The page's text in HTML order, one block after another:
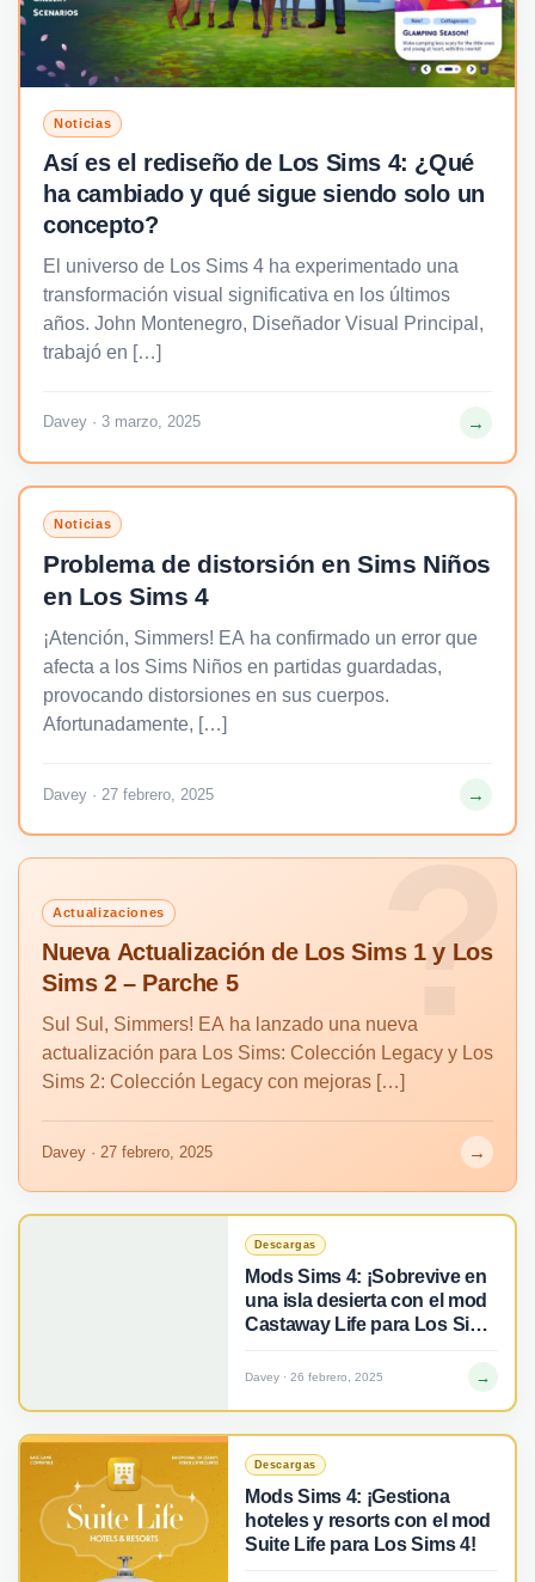
Noticias
Así es el rediseño de Los Sims 4: ¿Qué
ha cambiado y qué sigue siendo solo un
concepto?
El universo de Los Sims 4 ha experimentado una
transformación visual significativa en los últimos
años. John Montenegro, Diseñador Visual Principal,
trabajó en […]
Davey · 3 marzo, 2025 →
Noticias
Problema de distorsión en Sims Niños
en Los Sims 4
¡Atención, Simmers! EA ha confirmado un error que
afecta a los Sims Niños en partidas guardadas,
provocando distorsiones en sus cuerpos.
Afortunadamente, […]
Davey · 27 febrero, 2025 →
Actualizaciones
Nueva Actualización de Los Sims 1 y Los
Sims 2 – Parche 5
Sul Sul, Simmers! EA ha lanzado una nueva
actualización para Los Sims: Colección Legacy y Los
Sims 2: Colección Legacy con mejoras […]
Davey · 27 febrero, 2025 →
Descargas
Mods Sims 4: ¡Sobrevive en
una isla desierta con el mod
Castaway Life para Los Sims
Davey · 26 febrero, 2025 →
Descargas
Mods Sims 4: ¡Gestiona
hoteles y resorts con el mod
Suite Life para Los Sims 4!